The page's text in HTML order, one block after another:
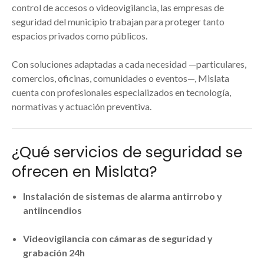
control de accesos o videovigilancia, las empresas de
seguridad del municipio trabajan para proteger tanto
espacios privados como públicos.
Con soluciones adaptadas a cada necesidad —particulares,
comercios, oficinas, comunidades o eventos—, Mislata
cuenta con profesionales especializados en tecnología,
normativas y actuación preventiva.
¿Qué servicios de seguridad se
ofrecen en Mislata?
Instalación de sistemas de alarma antirrobo y
antiincendios
Videovigilancia con cámaras de seguridad y
grabación 24h